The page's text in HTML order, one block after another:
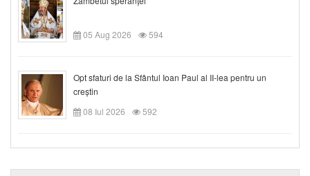
05 Aug 2026 594
Opt sfaturi de la Sfântul Ioan Paul al II-lea pentru un
creștin
08 Iul 2026
592